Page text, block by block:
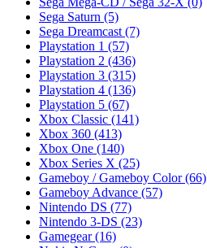
Sega Saturn (5)
Sega Dreamcast (7)
Playstation 1 (57)
Playstation 2 (436)
Playstation 3 (315)
Playstation 4 (136)
Playstation 5 (67)
Xbox Classic (141)
Xbox 360 (413)
Xbox One (140)
Xbox Series X (25)
Gameboy / Gameboy Color(66)
Gameboy Advance (57)
Nintendo DS (77)
Nintendo 3-DS (23)
Gamegear(16)